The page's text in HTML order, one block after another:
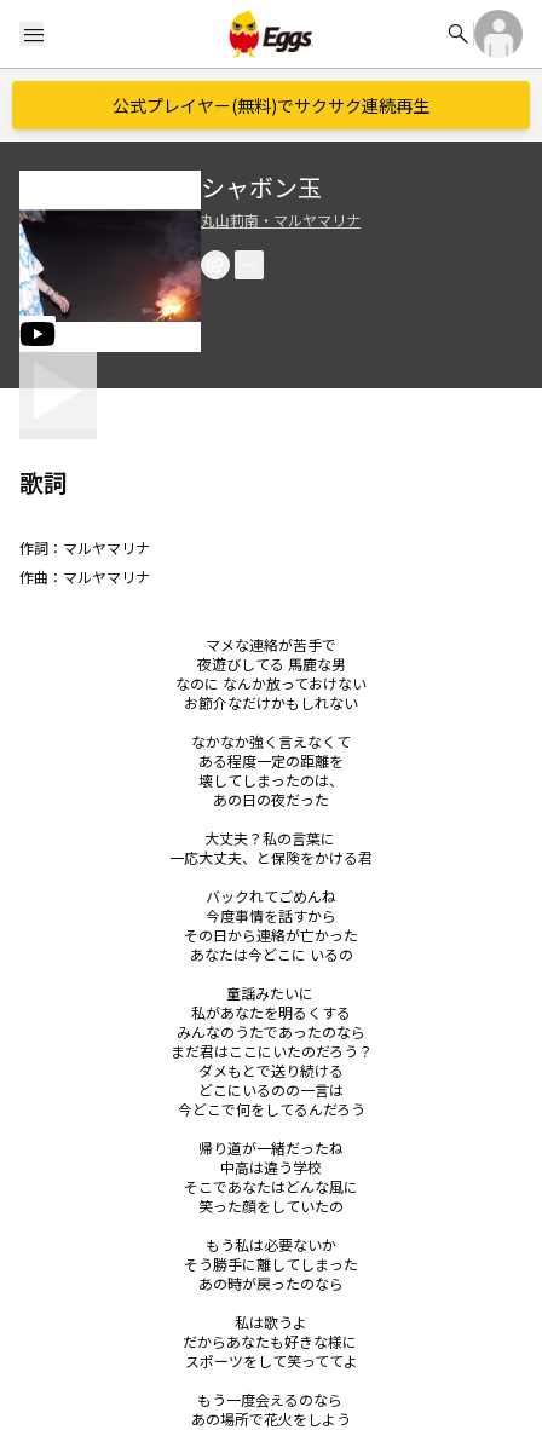
menu search
公式プレイヤー(無料)でサクサク連続再生
シャボン玉
丸山莉南・マルヤマリナ
歌詞
作詞： マルヤマリナ
作曲： マルヤマリナ
マメな連絡が苦手で
夜遊びしてる 馬鹿な男
なのに なんか放っておけない
お節介なだけかもしれない
なかなか強く言えなくて
ある程度一定の距離を
壊してしまったのは、
あの日の夜だった
大丈夫？私の言葉に
一応大丈夫、と保険をかける君
バックれてごめんね
今度事情を話すから
その日から連絡が亡かった
あなたは今どこに いるの
童謡みたいに
私があなたを明るくする
みんなのうたであったのなら
まだ君はここにいたのだろう？
ダメもとで送り続ける
どこにいるのの一言は
今どこで何をしてるんだろう
帰り道が一緒だったね
中高は違う学校
そこであなたはどんな風に
笑った顔をしていたの
もう私は必要ないか
そう勝手に離してしまった
あの時が戻ったのなら
私は歌うよ
だからあなたも好きな様に
スポーツをして笑っててよ
もう一度会えるのなら
あの場所で花火をしよう